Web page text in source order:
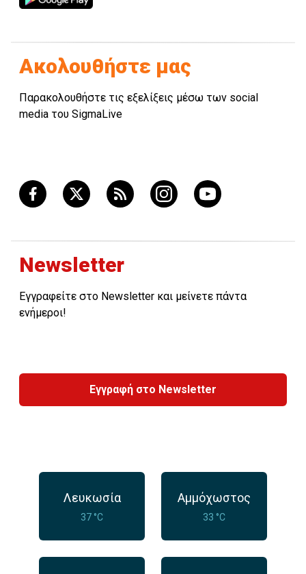
Ακολουθήστε μας
Παρακολουθήστε τις εξελίξεις μέσω των social
media του SigmaLive
Newsletter
Εγγραφείτε στο Newsletter και μείνετε πάντα
ενήμεροι!
Εγγραφή στο Newsletter
Λευκωσία
37 °C
Αμμόχωστος
33 °C